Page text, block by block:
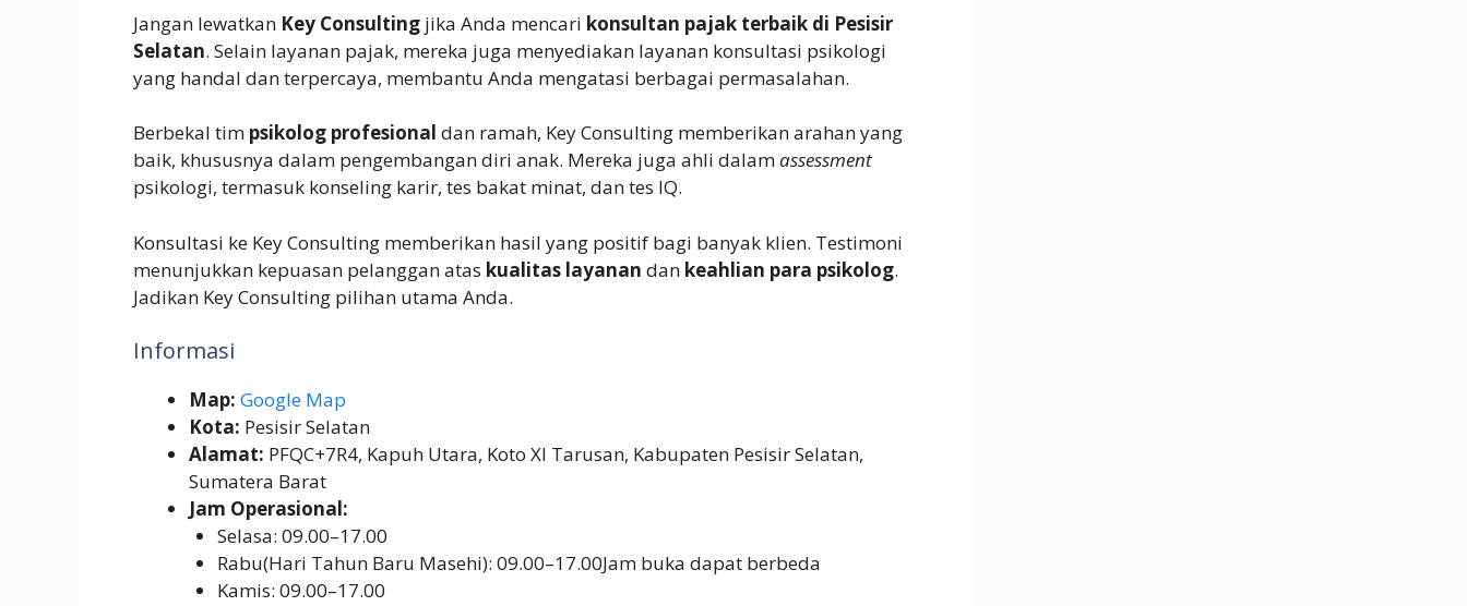
Jangan lewatkan Key Consulting jika Anda mencari konsultan pajak terbaik di Pesisir
Selatan. Selain layanan pajak, mereka juga menyediakan layanan konsultasi psikologi
yang handal dan terpercaya, membantu Anda mengatasi berbagai permasalahan.
Berbekal tim psikolog profesional dan ramah, Key Consulting memberikan arahan yang
baik, khususnya dalam pengembangan diri anak. Mereka juga ahli dalamassessment
psikologi, termasuk konseling karir, tes bakat minat, dan tes IQ.
Konsultasi ke Key Consulting memberikan hasil yang positif bagi banyak klien. Testimoni
menunjukkan kepuasan pelanggan atas kualitas layanan dan keahlian para psikolog.
Jadikan Key Consulting pilihan utama Anda.
Informasi
Map: Google Map
Kota: Pesisir Selatan
Alamat: PFQC+7R4, Kapuh Utara, Koto XI Tarusan, Kabupaten Pesisir Selatan,
Sumatera Barat
Jam Operasional:
Selasa: 09.00–17.00
Rabu(Hari Tahun Baru Masehi): 09.00–17.00Jam buka dapat berbeda
Kamis: 09.00–17.00